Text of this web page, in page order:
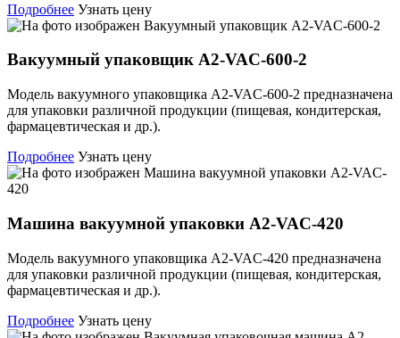
Подробнее Узнать цену
Вакуумный упаковщик А2-VAC-600-2
Модель вакуумного упаковщика А2-VAC-600-2 предназначена
для упаковки различной продукции (пищевая, кондитерская,
фармацевтическая и др.).
Подробнее Узнать цену
Машина вакуумной упаковки А2-VAC-420
Модель вакуумного упаковщика А2-VAC-420 предназначена
для упаковки различной продукции (пищевая, кондитерская,
фармацевтическая и др.).
Подробнее Узнать цену